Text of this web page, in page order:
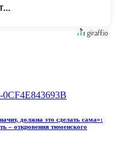
должна это сделать сама»:
– откровения тюменского